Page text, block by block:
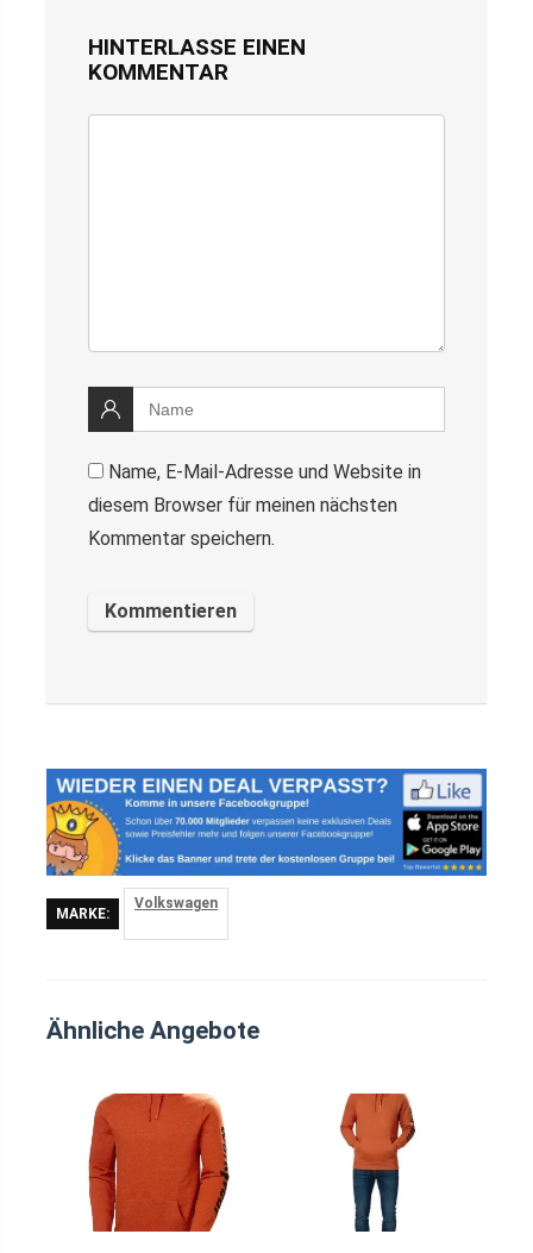
HINTERLASSE EINEN
KOMMENTAR
Name, E-Mail-Adresse und Website in
diesem Browser für meinen nächsten
Kommentar speichern.
MARKE:
Volkswagen
Ähnliche Angebote